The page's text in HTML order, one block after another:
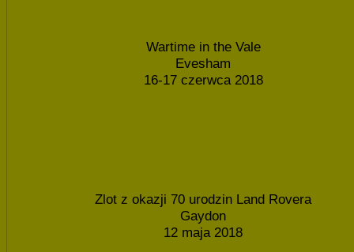
Wartime in the Vale
Evesham
16-17 czerwca 2018
Zlot z okazji 70 urodzin Land Rovera
Gaydon
12 maja 2018